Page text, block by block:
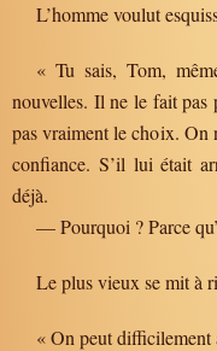
L’homme voulut
« Tu sais, Tom,
nouvelles. Il ne le fait pas
pas vraiment le choix. On
confiance. S’il lui était
déjà.
— Pourquoi ? Parce
Le plus vieux se mit à
« On peut difficilement